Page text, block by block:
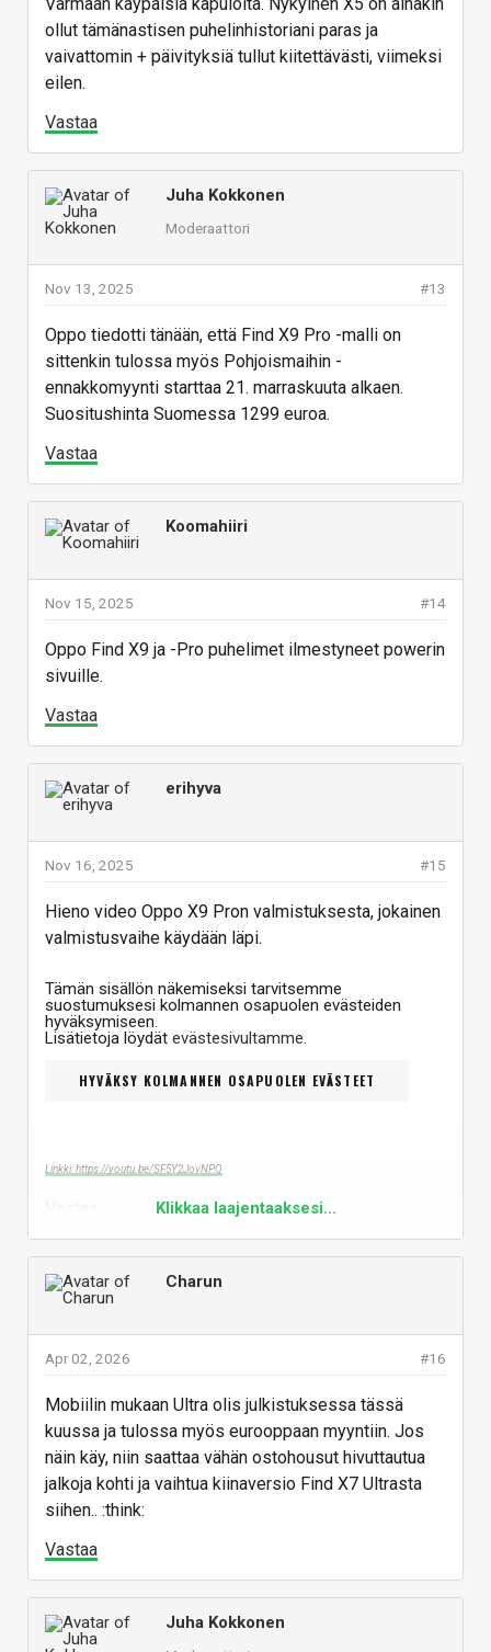
ollut tämänastisen puhelinhistoriani paras ja
vaivattomin + päivityksiä tullut kiitettävästi, viimeksi
eilen.
Vastaa
Juha Kokkonen
Moderaattori
#13
Nov 13, 2025
Oppo tiedotti tänään, että Find X9 Pro -malli on
sittenkin tulossa myös Pohjoismaihin -
ennakkomyynti starttaa 21. marraskuuta alkaen.
Suositushinta Suomessa 1299 euroa.
Vastaa
Koomahiiri
#14
Nov 15, 2025
Oppo Find X9 ja -Pro puhelimet ilmestyneet powerin
sivuille.
Vastaa
erihyva
#15
Nov 16, 2025
Hieno video Oppo X9 Pron valmistuksesta, jokainen
valmistusvaihe käydään läpi.
Tämän sisällön näkemiseksi tarvitsemme
suostumuksesi kolmannen osapuolen evästeiden
hyväksymiseen.
Lisätietoja löydät evästesivultamme.
HYVÄKSY KOLMANNEN OSAPUOLEN EVÄSTEET
Linkki: https://youtu.be/SF5Y2JovNPQ
Klikkaa laajentaaksesi...
Charun
#16
Apr 02, 2026
Mobiilin mukaan Ultra olis julkistuksessa tässä
kuussa ja tulossa myös eurooppaan myyntiin. Jos
näin käy, niin saattaa vähän ostohousut hivuttautua
jalkoja kohti ja vaihtua kiinaversio Find X7 Ultrasta
siihen.. :think:
Vastaa
Juha Kokkonen